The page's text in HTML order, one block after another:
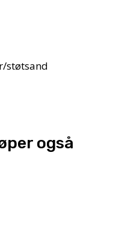
støtsand
også